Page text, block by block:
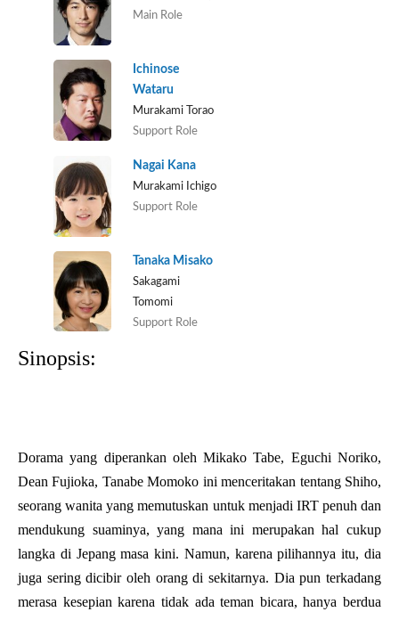
Main Role
Ichinose
Wataru
Murakami Torao
Support Role
Nagai Kana
Murakami Ichigo
Support Role
Tanaka Misako
Sakagami
Tomomi
Support Role
Sinopsis:
Dorama yang diperankan oleh Mikako Tabe, Eguchi Noriko,
Dean Fujioka, Tanabe Momoko ini menceritakan tentang Shiho,
seorang wanita yang memutuskan untuk menjadi IRT penuh dan
mendukung suaminya, yang mana ini merupakan hal cukup
langka di Jepang masa kini. Namun, karena pilihannya itu, dia
juga sering dicibir oleh orang di sekitarnya. Dia pun terkadang
merasa kesepian karena tidak ada teman bicara, hanya berdua